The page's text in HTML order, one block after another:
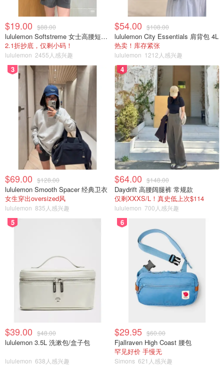
$19.00 $88.00
lululemon Softstreme 女士高腰短裤 10cm
2.1折抄底，仅剩小码！
lululemon 2455人感兴趣
$54.00 $108.00
lululemon City Essentials 肩背包 4L
热卖！库存紧张
lululemon 1212人感兴趣
3
$69.00 $128.00
lululemon Smooth Spacer 经典卫衣
女生穿出oversized风
lululemon 835人感兴趣
4
$64.00 $148.00
Daydrift 高腰阔腿裤 常规款
仅剩XXXS/L！真史低上次$114
lululemon 700人感兴趣
5
$39.00 $48.00
lululemon 3.5L 洗漱包/盒子包
lululemon 638人感兴趣
6
$29.95 $60.00
Fjallraven High Coast 腰包
罕见好价 手慢无
Simons 621人感兴趣